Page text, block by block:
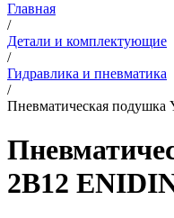
Главная
/
Детали и комплектующие
/
Гидравлика и пневматика
/
Пневматическая
2B12